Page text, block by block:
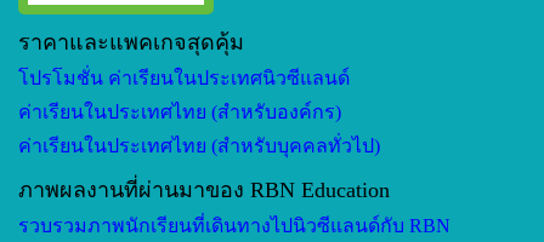
ราคาและแพคเกจสุดคุ้ม
โปรโมชั่น ค่าเรียนในประเทศนิวซีแลนด์
ค่าเรียนในประเทศไทย (สำหรับองค์กร)
ค่าเรียนในประเทศไทย (สำหรับบุคคลทั่วไป)
ภาพผลงานที่ผ่านมาของ RBN Education
รวบรวมภาพนักเรียนที่เดินทางไปนิวซีแลนด์กับ RBN